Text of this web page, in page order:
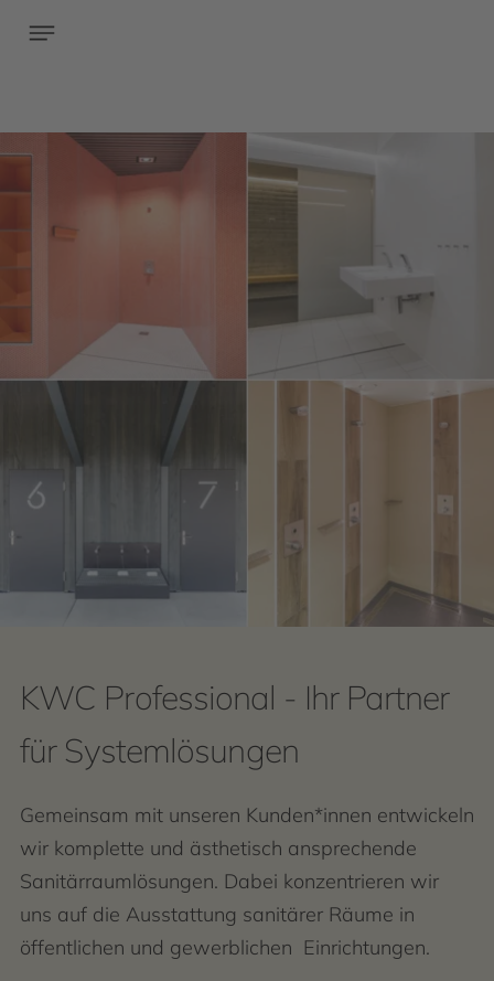
KWC Professional - Ihr Partner
für Systemlösungen
Gemeinsam mit unseren Kunden*innen entwickeln
wir komplette und ästhetisch ansprechende
Sanitärraumlösungen. Dabei konzentrieren wir
uns auf die Ausstattung sanitärer Räume in
öffentlichen und gewerblichen Einrichtungen.